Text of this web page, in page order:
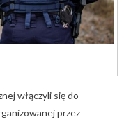
włączyli się do
przez